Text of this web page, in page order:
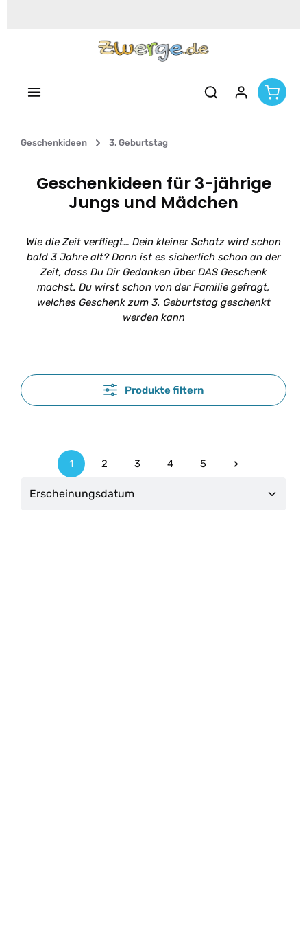
Geschenkideen 3. Geburtstag
Geschenkideen für 3-jährige
Jungs und Mädchen
Wie die Zeit verfliegt… Dein kleiner Schatz wird schon
bald 3 Jahre alt? Dann ist es sicherlich schon an der
Zeit, dass Du Dir Gedanken über DAS Geschenk
machst. Du wirst schon von der Familie gefragt,
welches Geschenk zum 3. Geburtstag geschenkt
werden kann
Produkte filtern
Seite
1
Seite
2
Seite
3
Seite
4
Seite
5